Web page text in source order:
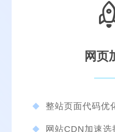
网页
整站页面代码优
网站CDN加速选